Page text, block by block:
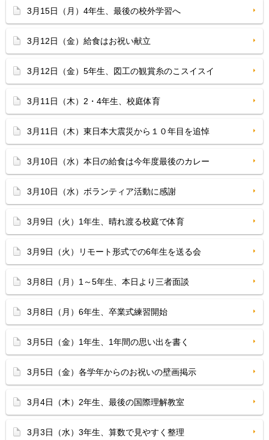
3月15日（月）4年生、最後の校外学習へ
3月12日（金）給食はお祝い献立
3月12日（金）5年生、図工の観賞糸のこスイスイ
3月11日（木）2・4年生、校庭体育
3月11日（木）東日本大震災から１０年目を追悼
3月10日（水）本日の給食は今年度最後のカレー
3月10日（水）ボランティア活動に感謝
3月9日（火）1年生、晴れ渡る校庭で体育
3月9日（火）リモート形式での6年生を送る会
3月8日（月）1～5年生、本日より三者面談
3月8日（月）6年生、卒業式練習開始
3月5日（金）1年生、1年間の思い出を書く
3月5日（金）各学年からのお祝いの壁画掲示
3月4日（木）2年生、最後の国際理解教室
3月3日（水）3年生、算数で見やすく整理